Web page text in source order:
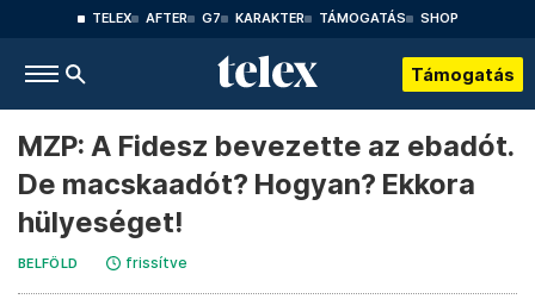
TELEX AFTER G7 KARAKTER TÁMOGATÁS SHOP
Támogatás
MZP: A Fidesz bevezette az ebadót.
De macskaadót? Hogyan? Ekkora
hülyeséget!
BELFÖLD frissítve